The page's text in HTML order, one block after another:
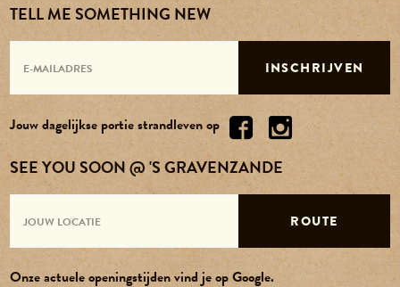
Contact
Over ons
Vacatures
TELL ME SOMETHING NEW
INSCHRIJVEN
Jouw dagelijkse portie strandleven op
SEE YOU SOON @ 'S GRAVENZANDE
ROUTE
Onze actuele openingstijden vind je op Google.